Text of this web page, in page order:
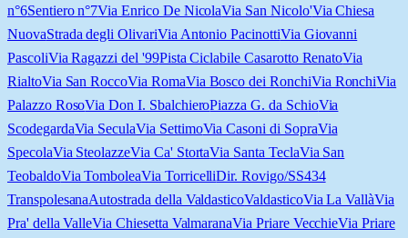
n°6Sentiero n°7Via Enrico De NicolaVia San Nicolo'Via Chiesa
NuovaStrada degli OlivariVia Antonio PacinottiVia Giovanni
PascoliVia Ragazzi del '99Pista Ciclabile Casarotto RenatoVia
RialtoVia San RoccoVia RomaVia Bosco dei RonchiVia RonchiVia
Palazzo RosoVia Don I. SbalchieroPiazza G. da SchioVia
ScodegardaVia SeculaVia SettimoVia Casoni di SopraVia
SpecolaVia SteolazzeVia Ca' StortaVia Santa TeclaVia San
TeobaldoVia TomboleaVia TorricelliDir. Rovigo/SS434
TranspolesanaAutostrada della ValdasticoValdasticoVia La VallàVia
Pra' della ValleVia Chiesetta ValmaranaVia Priare VecchieVia Priare